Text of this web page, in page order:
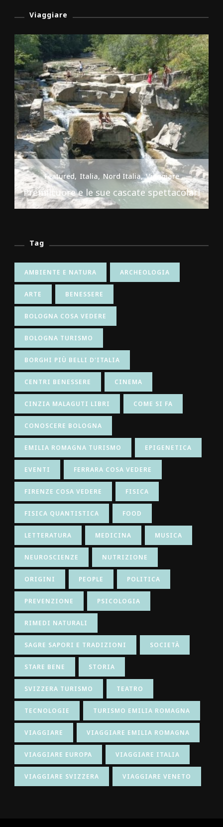
Viaggiare
Featured Italia Nord Italia Viaggiare
Premilcuore e le sue cascate spettacolari
Tag
AMBIENTE E NATURA ARCHEOLOGIA
ARTE BENESSERE
BOLOGNA COSA VEDERE
BOLOGNA TURISMO
BORGHI PIÙ BELLI D'ITALIA
CENTRI BENESSERE CINEMA
CINZIA MALAGUTI LIBRI COME SI FA
CONOSCERE BOLOGNA
EMILIA ROMAGNA TURISMO EPIGENETICA
EVENTI FERRARA COSA VEDERE
FIRENZE COSA VEDERE FISICA
FISICA QUANTISTICA FOOD
LETTERATURA MEDICINA MUSICA
NEUROSCIENZE NUTRIZIONE
ORIGINI PEOPLE POLITICA
PREVENZIONE PSICOLOGIA
RIMEDI NATURALI
SAGRE SAPORI E TRADIZIONI SOCIETÀ
STARE BENE STORIA
SVIZZERA TURISMO TEATRO
TECNOLOGIE TURISMO EMILIA ROMAGNA
VIAGGIARE VIAGGIARE EMILIA ROMAGNA
VIAGGIARE EUROPA VIAGGIARE ITALIA
VIAGGIARE SVIZZERA VIAGGIARE VENETO